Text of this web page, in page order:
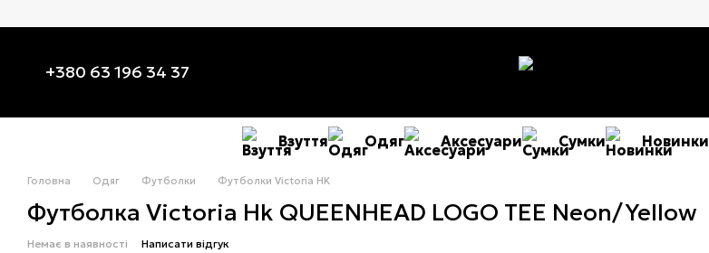
+380 63 196 34 37
Взуття Одяг Аксесуари Сумки Новинки
Головна Одяг Футболки Футболки Victoria HK
Футболка Victoria Hk QUEENHEAD LOGO TEE Neon/Yellow
Немає в наявності Написати відгук